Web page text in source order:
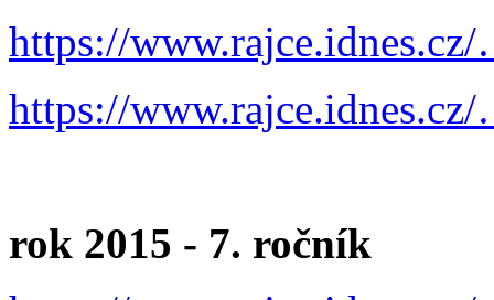
https://
https://
rok 2015 - 7. ročník